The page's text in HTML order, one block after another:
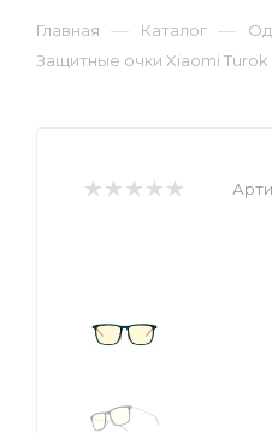
Главная — Каталог —
Защитные очки Xiaomi Turok